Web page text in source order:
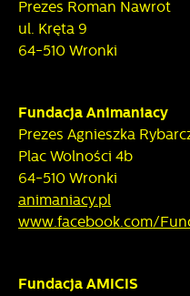
Prezes Roman Nawrot
ul. Kręta 9
64-510 Wronki
Fundacja Animaniacy
Prezes Agnieszka
Plac Wolności 4b
64-510 Wronki
animaniacy.pl
www.facebook.com/
Fundacja AMICIS
naszych komunikatów na
upodobań oraz Twoich
przeglądanej witryny
nasze treści w postaci
mediów